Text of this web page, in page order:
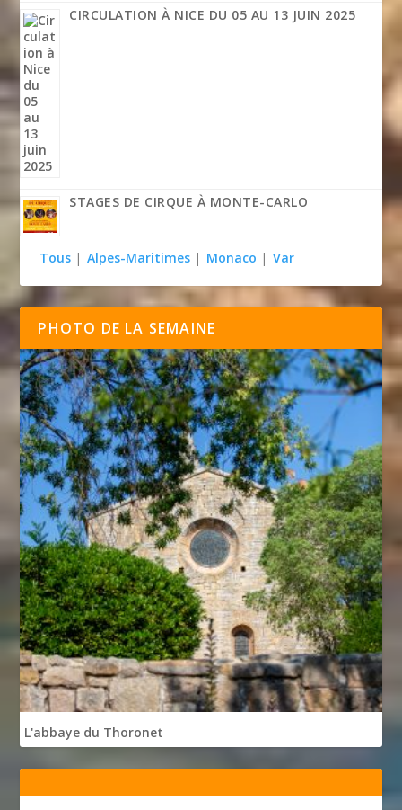
CIRCULATION À NICE DU 05 AU 13 JUIN 2025
STAGES DE CIRQUE À MONTE-CARLO
Tous | Alpes-Maritimes | Monaco | Var
PHOTO DE LA SEMAINE
L'abbaye du Thoronet